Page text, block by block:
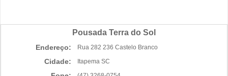
Pousada Terra do Sol
Endereço: Rua 282 236 Castelo Branco
Cidade: Itapema SC